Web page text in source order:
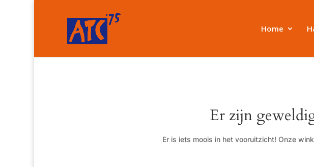
Home
Er zijn
Er is iets moois in het vooruitzicht! Onze